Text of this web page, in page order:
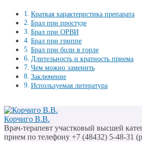
Краткая характеристика препарата
Брал при простуде
Брал при ОРВИ
Брал при гриппе
Брал при боли в горле
Длительность и кратность приема
Чем можно заменить
Заключение
Используемая литература
Корчиго В.В.
Врач-терапевт участковый высшей
прием по телефону +7 (48432) 5-48-31